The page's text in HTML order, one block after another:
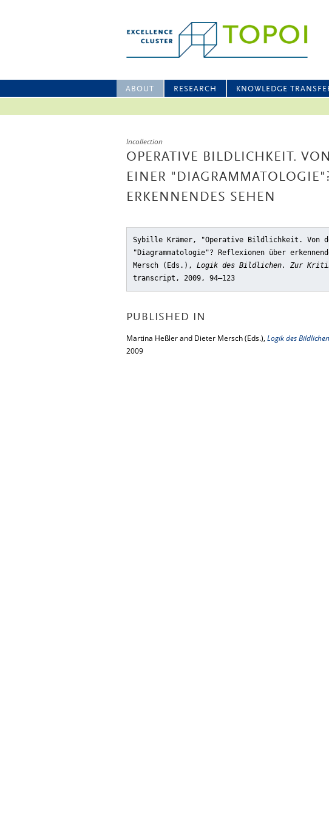
ABOUT RESEARCH KNOWLEDGE
Incollection
OPERATIVE BILDLICHKEIT.
EINER
ERKENNENDES SEHEN
Sybille Krämer, "Operative Bildlichkeit. Von
"Diagrammatologie"? Reflexionen über
Mersch (Eds.), Logik des Bildlichen. Zur
transcript, 2009, 94–123
PUBLISHED IN
Martina Heßler and Dieter Mersch (Eds.), Logik des
2009